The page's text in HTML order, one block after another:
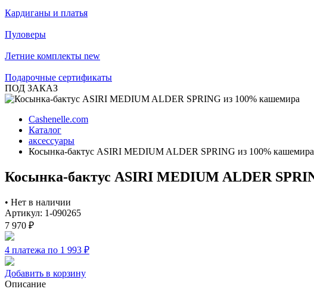
Кардиганы и платья
Пуловеры
Летние комплекты new
Подарочные сертификаты
ПОД ЗАКАЗ
Cashenelle.com
Каталог
аксессуары
Косынка-бактус ASIRI MEDIUM ALDER SPRING из 100% кашемира
Косынка-бактус ASIRI MEDIUM ALDER
• Нет в наличии
Артикул: 1-090265
7 970 ₽
4 платежа по 1 993 ₽
Добавить в корзину
Описание